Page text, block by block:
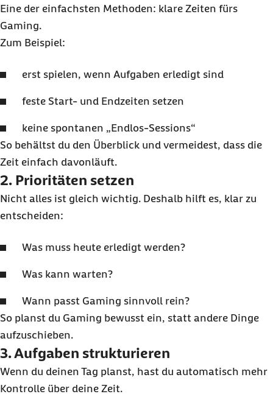
Eine der einfachsten Methoden: klare Zeiten fürs
Gaming.
Zum Beispiel:
erst spielen, wenn Aufgaben erledigt sind
feste Start- und Endzeiten setzen
keine spontanen „Endlos-Sessions“
So behältst du den Überblick und vermeidest, dass die
Zeit einfach davonläuft.
2. Prioritäten setzen
Nicht alles ist gleich wichtig. Deshalb hilft es, klar zu
entscheiden:
Was muss heute erledigt werden?
Was kann warten?
Wann passt Gaming sinnvoll rein?
So planst du Gaming bewusst ein, statt andere Dinge
aufzuschieben.
3. Aufgaben strukturieren
Wenn du deinen Tag planst, hast du automatisch mehr
Kontrolle über deine Zeit.